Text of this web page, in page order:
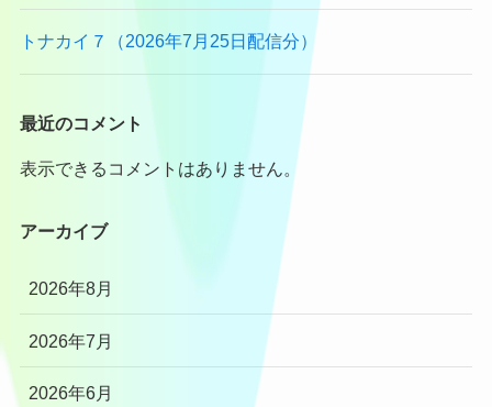
トナカイ７（2026年7月25日配信分）
最近のコメント
表示できるコメントはありません。
アーカイブ
2026年8月
2026年7月
2026年6月